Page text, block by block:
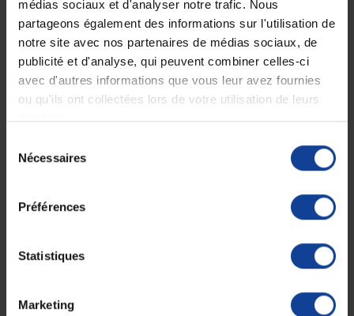
médias sociaux et d'analyser notre trafic. Nous
partageons également des informations sur l'utilisation de
notre site avec nos partenaires de médias sociaux, de
publicité et d'analyse, qui peuvent combiner celles-ci
avec d'autres informations que vous leur avez fournies
ou qu'ils ont collectées lors de votre utilisation de leurs
services.
Nécessaires
Préférences
Statistiques
Marketing
Expédition
soignée et discrète
Service client
Lundi au jeudi : 9h à 12h30 - 13h30 à
Le vendredi jusqu'à 17h
Convient à la plupart des ostoscopes pour l'observation de l'intérieur
utilisation jeter le speculum dans un récipient prévu pour les déchets
médicaux.
•Usage unique.
Fiche technique